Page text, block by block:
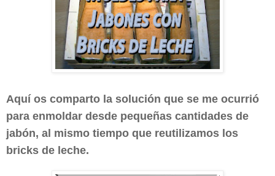
Aquí os comparto la solución que se me ocurrió
para enmoldar desde pequeñas cantidades de
jabón, al mismo tiempo que reutilizamos los
bricks de leche.